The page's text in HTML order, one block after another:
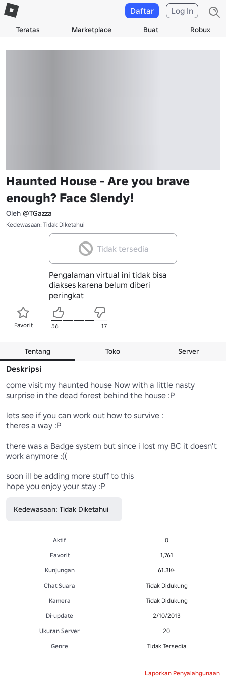
Teratas Marketplace Buat Robux
Daftar Log In
Haunted House - Are you brave
enough? Face Slendy!
Oleh @TGazza
Kedewasaan: Tidak Diketahui
Tidak tersedia
Pengalaman virtual ini tidak bisa
diakses karena belum diberi
peringkat
Favorit 56 17
Tentang Toko Server
Deskripsi
come visit my haunted house Now with a little nasty
surprise in the dead forest behind the house :P
lets see if you can work out how to survive :
theres a way :P
there was a Badge system but since i lost my BC it doesn't
work anymore :((
soon ill be adding more stuff to this
hope you enjoy your stay :P
Kedewasaan: Tidak Diketahui
Aktif
0
Favorit
1,761
Kunjungan
61.3K+
Chat Suara
Tidak Didukung
Kamera
Tidak Didukung
Di-update
2/10/2013
Ukuran Server
20
Genre
Tidak Tersedia
Laporkan Penyalahgunaan